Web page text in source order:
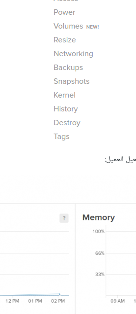
العميل: